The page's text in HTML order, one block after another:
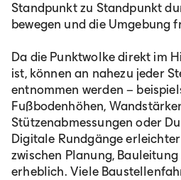
Standpunkt zu Standpunkt
bewegen und die Umgebung
Da die Punktwolke direkt im
ist, können an nahezu jeder
entnommen werden –
Fußbodenhöhen,
Stützenabmessungen oder
Digitale Rundgänge
zwischen Planung,
erheblich. Viele